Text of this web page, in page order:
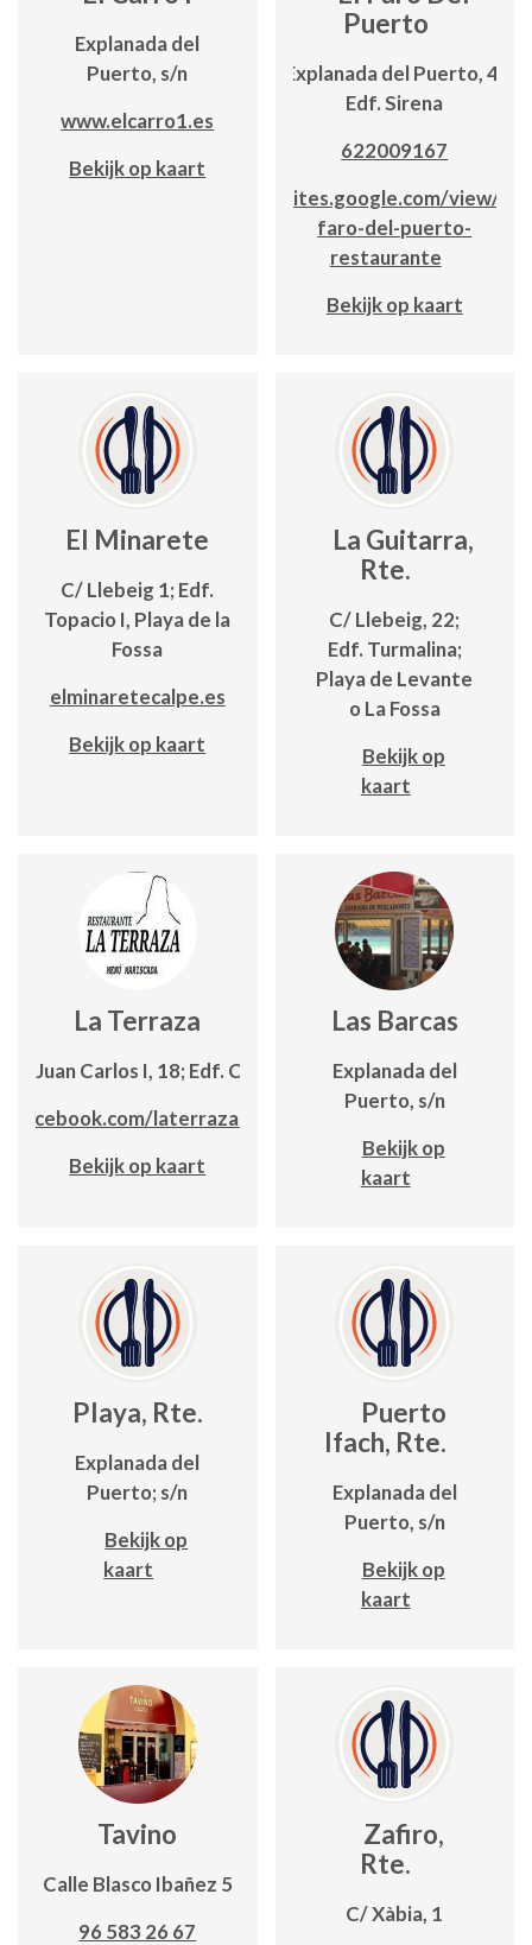
Explanada del
Puerto, s/n
www.elcarro1.es
Bekijk op kaart
Puerto
Explanada del Puerto, 4;
Edf. Sirena
622009167
sites.google.com/view/el-
faro-del-puerto-
restaurante
Bekijk op kaart
El Minarete
C/ Llebeig 1; Edf.
Topacio I, Playa de la
Fossa
elminaretecalpe.es
Bekijk op kaart
La Guitarra,
Rte.
C/ Llebeig, 22;
Edf. Turmalina;
Playa de Levante
o La Fossa
Bekijk op
kaart
La Terraza
Juan Carlos I, 18; Edf. Cancún
laterrazadecalpe
Bekijk op kaart
Las Barcas
Explanada del
Puerto, s/n
Bekijk op
kaart
Playa, Rte.
Explanada del
Puerto; s/n
Bekijk op
kaart
Puerto
Ifach, Rte.
Explanada del
Puerto, s/n
Bekijk op
kaart
Tavino
Calle Blasco Ibañez 5
96 583 26 67
Zafiro,
Rte.
C/ Xàbia, 1